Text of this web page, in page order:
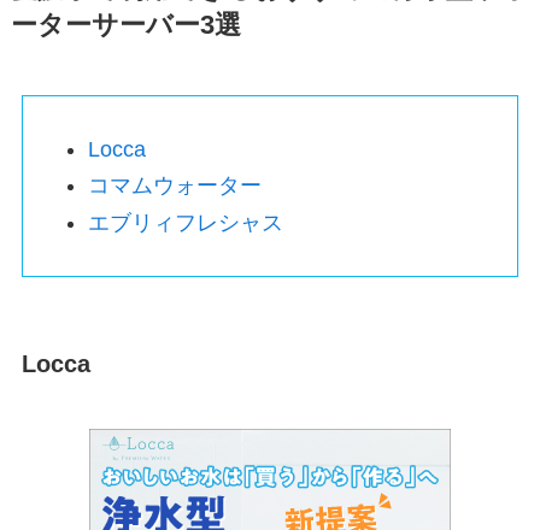
ーターサーバー3選
Locca
コマムウォーター
エブリィフレシャス
Locca